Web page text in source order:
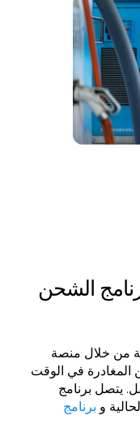
الشحن
من خلال منصة
المغادرة في الوقت
يتصل برنامج
و برنامج